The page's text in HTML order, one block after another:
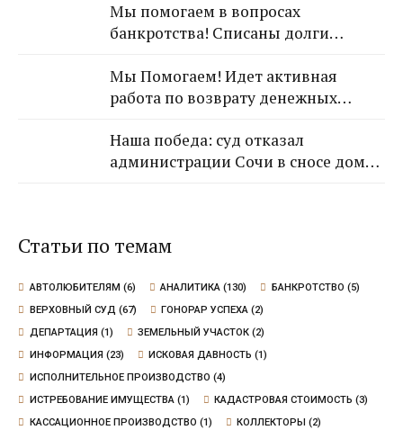
Мы помогаем в вопросах
банкротства! Списаны долги
Мы Помогаем! Идет активная
работа по возврату денежных
Самвела Смпатовича 17.07.1983 г.р.
Наша победа: суд отказал
администрации Сочи в сносе дома,
Статьи по темам
АВТОЛЮБИТЕЛЯМ (6) АНАЛИТИКА (130) БАНКРОТСТВО (5)
ВЕРХОВНЫЙ СУД (67) ГОНОРАР УСПЕХА (2)
ДЕПАРТАЦИЯ (1) ЗЕМЕЛЬНЫЙ УЧАСТОК (2)
ИНФОРМАЦИЯ (23) ИСКОВАЯ ДАВНОСТЬ (1)
ИСПОЛНИТЕЛЬНОЕ ПРОИЗВОДСТВО (4)
ИСТРЕБОВАНИЕ ИМУЩЕСТВА(1) КАДАСТРОВАЯ СТОИМОСТЬ (3)
КАССАЦИОННОЕ ПРОИЗВОДСТВО (1) КОЛЛЕКТОРЫ (2)